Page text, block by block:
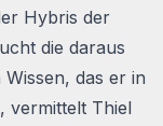
Hybris der
die daraus
das er in
vermittelt Thiel